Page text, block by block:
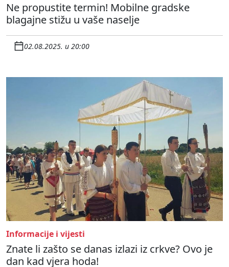
Ne propustite termin! Mobilne gradske
blagajne stižu u vaše naselje
02.08.2025. u 20:00
Informacije i vijesti
Znate li zašto se danas izlazi iz crkve? Ovo je
dan kad vjera hoda!